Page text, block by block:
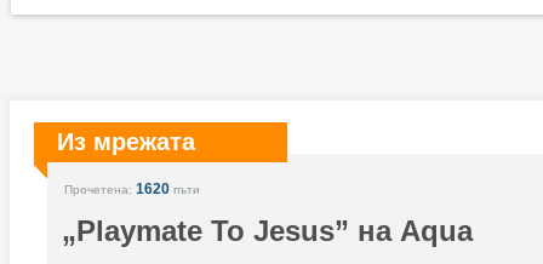
Из мрежата
Прочетена: 1620 пъти
„Playmate To Jesus” на Aqua